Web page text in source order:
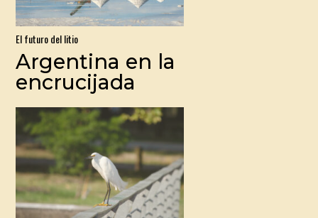
El futuro del litio
Argentina en la
encrucijada